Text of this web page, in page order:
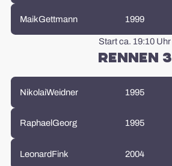
MaikGettmann 1999
Start ca. 19:10 Uhr
Rennen 3
NikolaiWeidner 1995
RaphaelGeorg 1995
LeonardFink 2004